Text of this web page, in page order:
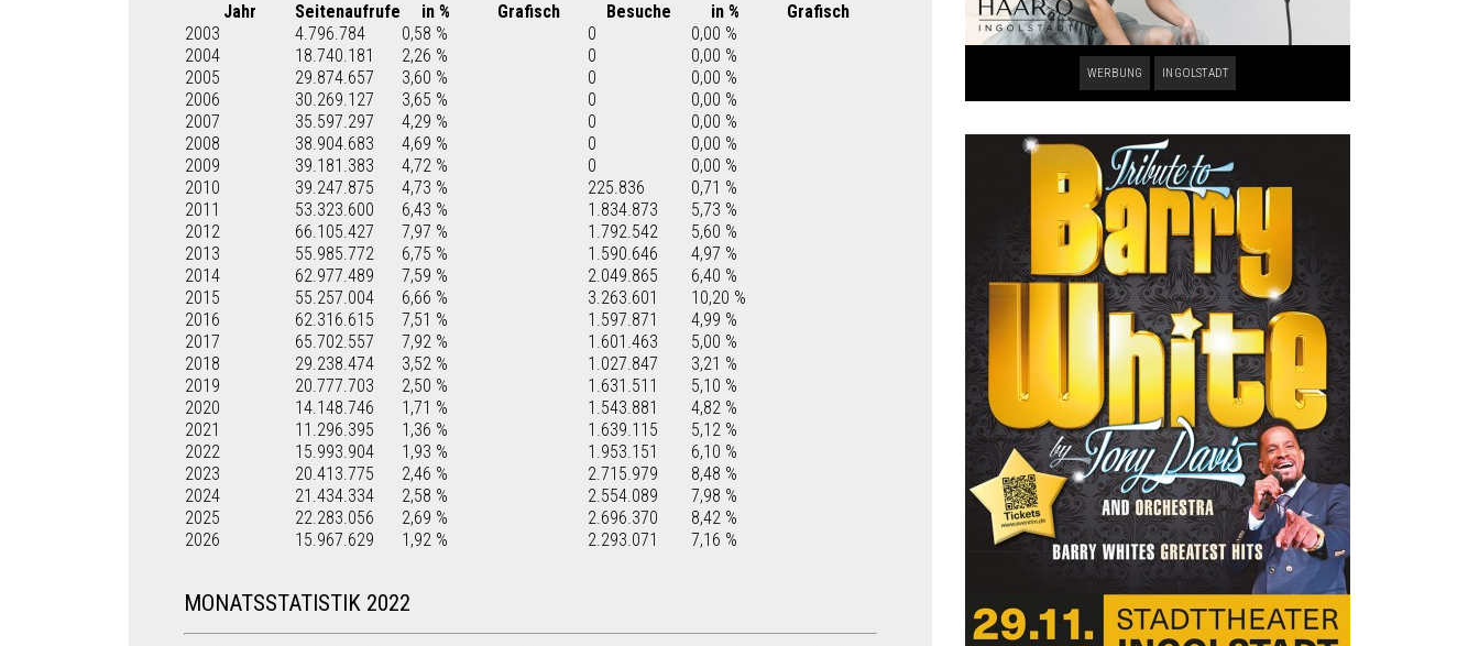
Jahr Seitenaufrufe in % Grafisch Besuche in %
Grafisch
2003
4.796.784 0,58 % 0
0,00 %
2004
18.740.181 2,26 % 0
0,00 %
2005
29.874.657 3,60 % 0
0,00 %
2006
30.269.127 3,65 % 0
0,00 %
2007
35.597.297 4,29 % 0
0,00 %
2008
38.904.683 4,69 % 0
0,00 %
2009
39.181.383 4,72 % 0
0,00 %
2010
39.247.875 4,73 % 225.836
0,71 %
2011
53.323.600 6,43 % 1.834.873
5,73 %
2012
66.105.427 7,97 % 1.792.542
5,60 %
2013
55.985.772 6,75 % 1.590.646
4,97 %
2014
62.977.489 7,59 % 2.049.865
6,40 %
2015
55.257.004 6,66 % 3.263.601
10,20 %
2016
62.316.615 7,51 % 1.597.871
4,99 %
2017
65.702.557 7,92 % 1.601.463
5,00 %
2018
29.238.474 3,52 % 1.027.847
3,21 %
2019
20.777.703 2,50 % 1.631.511
5,10 %
2020
14.148.746 1,71 % 1.543.881
4,82 %
2021
11.296.395 1,36 % 1.639.115
5,12 %
2022
15.993.904 1,93 % 1.953.151
6,10 %
2023
20.413.775 2,46 % 2.715.979
8,48 %
2024
21.434.334 2,58 % 2.554.089
7,98 %
2025
22.283.056 2,69 % 2.696.370
8,42 %
2026
15.967.629 1,92 % 2.293.071 7,16 %
MONATSSTATISTIK 2022
WERBUNG INGOLSTADT